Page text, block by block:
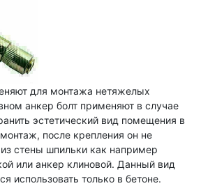
для монтажа нетяжелых
анкер болт применяют в случае
эстетический вид помещения в
после крепления он не
стены шпильки как например
или анкер клиновой. Данный вид
использовать только в бетоне.